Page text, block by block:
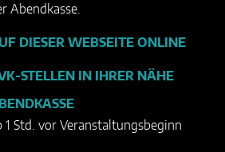
Abendkasse.
DIESER WEBSEITE ONLINE
STELLEN IN IHRER NÄHE
1 Std. vor Veranstaltungsbeginn